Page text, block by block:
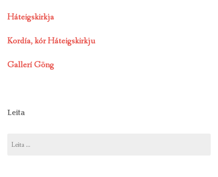
Háteigskirkja
Kordía, kór Háteigskirkju
Gallerí Göng
Leita
að: